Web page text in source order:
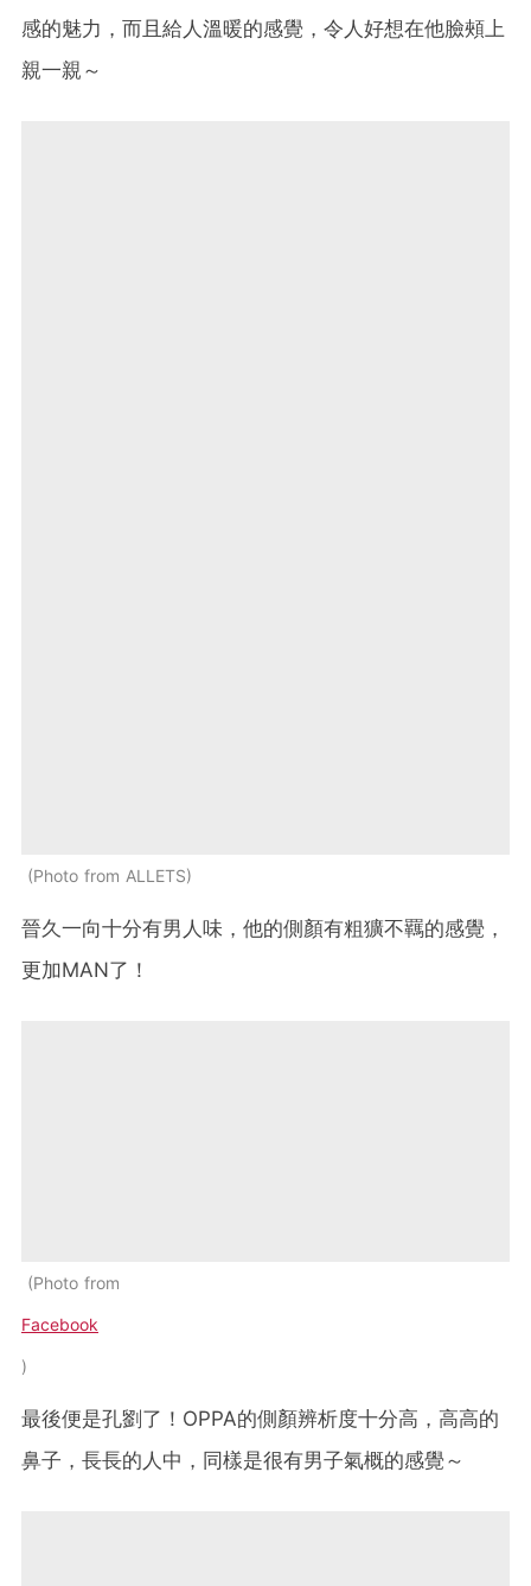
感的魅力，而且給人溫暖的感覺，令人好想在他臉頰上
親一親～
Photo from ALLETS
晉久一向十分有男人味，他的側顏有粗獷不羈的感覺，
更加MAN了！
Photo from
Facebook
最後便是孔劉了！OPPA的側顏辨析度十分高，高高的
鼻子，長長的人中，同樣是很有男子氣概的感覺～